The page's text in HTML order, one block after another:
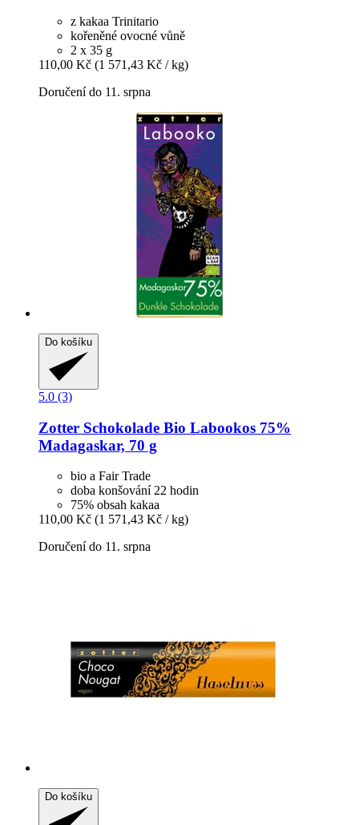
z kakaa Trinitario
kořeněné ovocné vůně
2 x 35 g
110,00 Kč (1 571,43 Kč / kg)
Doručení do 11. srpna
Do košíku
5.0 (3)
Zotter Schokolade Bio Labookos 75%
Madagaskar, 70 g
bio a Fair Trade
doba konšování 22 hodin
75% obsah kakaa
110,00 Kč (1 571,43 Kč / kg)
Doručení do 11. srpna
Do košíku